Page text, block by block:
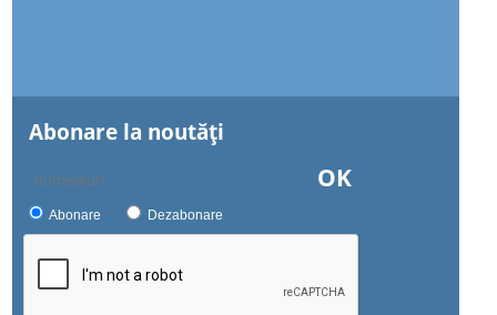
Abonare la noutăţi
OK
Abonare Dezabonare